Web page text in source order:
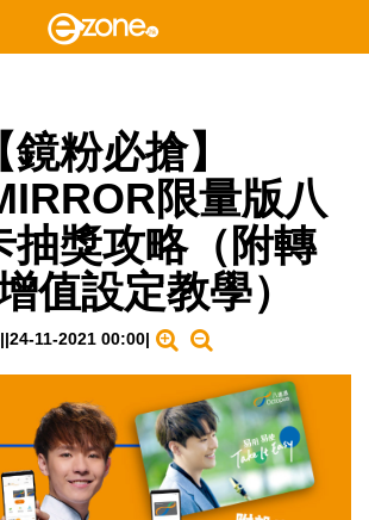
Instagram鏡粉必搶】
限量版八
抽獎攻略（附轉
值設定教學）
||24-11-2021 00:00|